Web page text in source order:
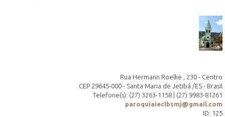
Rua Hermann Roelke , 230 - Centro
CEP 29645-000 - Santa Maria de Jetibá /ES - Brasil
Telefone(s): (27) 3263-1158 | (27) 9983-81261
paroquiaieclbsmj@gmail.com
ID: 125